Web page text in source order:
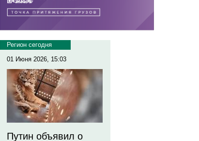
Регион сегодня
01 Июня 2026, 15:03
Путин объявил о